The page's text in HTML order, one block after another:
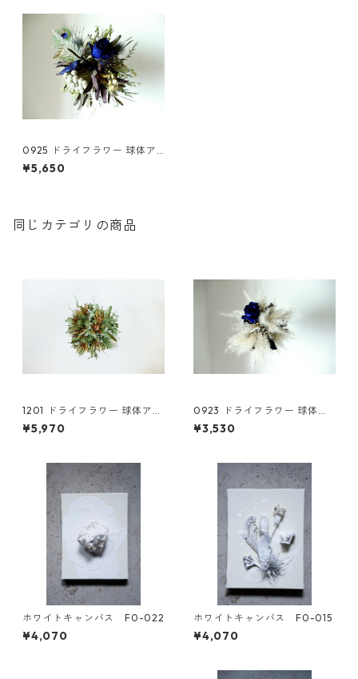
0925 ドライフラワー 球体ア
レンジ
¥5,650
同じカテゴリの商品
1201 ドライフラワー 球体アレ
ンジ
¥5,970
0923 ドライフラワー 球体ア
レンジ
¥3,530
ホワイトキャンバス F0-022
¥4,070
ホワイトキャンバス F0-015
¥4,070